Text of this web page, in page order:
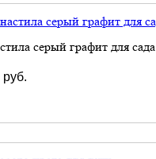
серый графит для сада
руб.